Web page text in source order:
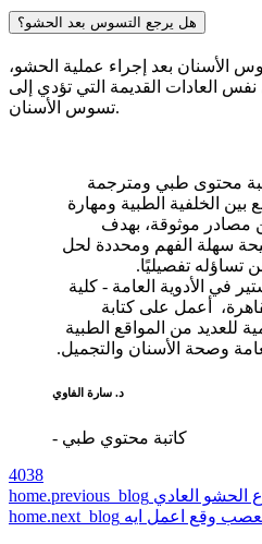
هل يرجع التسوس بعد الحشو؟
الأسنان بعد إجراء عملية الحشو،
العادات القديمة التي تؤدي إلى
تسوس الأسنان.
محتوى طبي ومترجمة
الخلفية الطبية ومهارة
مصادر موثوقة، بهدف
سهلة الفهم ومحددة لحل
تساؤله تفصيليًا.
في الأدوية العامة - كلية
أعمل على كتابة
للعديد من المواقع الطبية
وصحة الأسنان والتجميل.
د. سارة الفاوي
- كاتبة محتوي طبي
4038
home.previous_blog الحشو العادي
home.next_blog وقع اعمل ايه